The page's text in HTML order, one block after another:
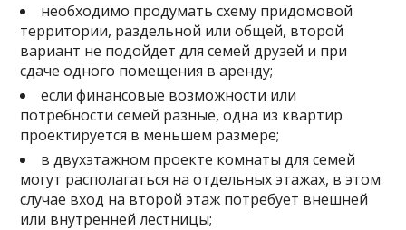
необходимо продумать схему придомовой
территории, раздельной или общей, второй
вариант не подойдет для семей друзей и при
сдаче одного помещения в аренду;
если финансовые возможности или
потребности семей разные, одна из квартир
проектируется в меньшем размере;
в двухэтажном проекте комнаты для семей
могут располагаться на отдельных этажах, в этом
случае вход на второй этаж потребует внешней
или внутренней лестницы;